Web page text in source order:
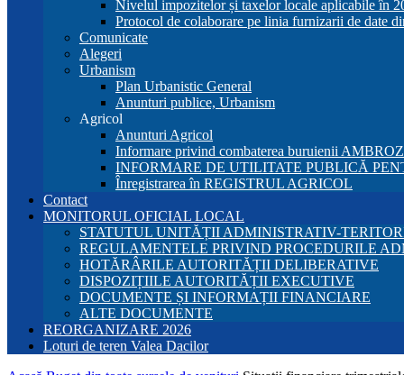
Nivelul impozitelor și taxelor locale aplicabile în
Protocol de colaborare pe linia furnizarii de date
Comunicate
Alegeri
Urbanism
Plan Urbanistic General
Anunturi publice, Urbanism
Agricol
Anunturi Agricol
Informare privind combaterea buruienii
INFORMARE DE UTILITATE PUBLICĂ
Înregistrarea în REGISTRUL AGRICOL
Contact
MONITORUL OFICIAL LOCAL
STATUTUL UNITĂȚII ADMINISTRATIV-
REGULAMENTELE PRIVIND PROCEDURILE
HOTĂRÂRILE AUTORITĂȚII DELIBERATIVE
DISPOZIȚIILE AUTORITĂȚII EXECUTIVE
DOCUMENTE ȘI INFORMAȚII FINANCIARE
ALTE DOCUMENTE
REORGANIZARE 2026
Loturi de teren Valea Dacilor